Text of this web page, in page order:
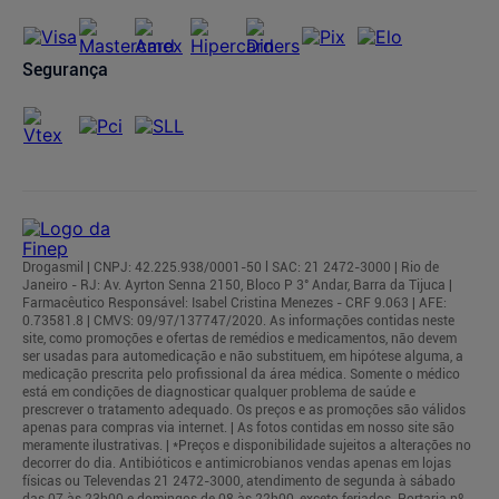
Segurança
Drogasmil | CNPJ: 42.225.938/0001-50 l SAC: 21 2472-3000 | Rio de
Janeiro - RJ: Av. Ayrton Senna 2150, Bloco P 3° Andar, Barra da Tijuca |
Farmacêutico Responsável: Isabel Cristina Menezes - CRF 9.063 | AFE:
0.73581.8 | CMVS: 09/97/137747/2020. As informações contidas neste
site, como promoções e ofertas de remédios e medicamentos, não devem
ser usadas para automedicação e não substituem, em hipótese alguma, a
medicação prescrita pelo profissional da área médica. Somente o médico
está em condições de diagnosticar qualquer problema de saúde e
prescrever o tratamento adequado. Os preços e as promoções são válidos
apenas para compras via internet. | As fotos contidas em nosso site são
meramente ilustrativas. | *Preços e disponibilidade sujeitos a alterações no
decorrer do dia. Antibióticos e antimicrobianos vendas apenas em lojas
físicas ou Televendas 21 2472-3000, atendimento de segunda à sábado